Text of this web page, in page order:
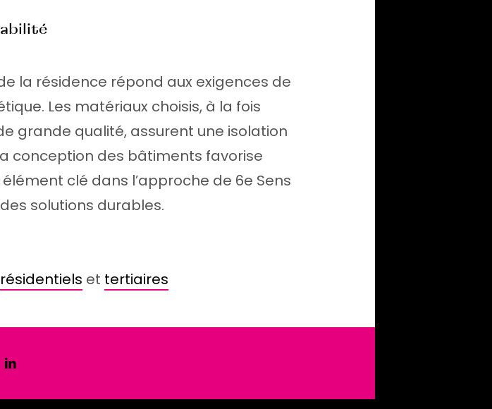
la résidence répond aux exigences de
Les matériaux choisis, à la fois
grande qualité, assurent une isolation
conception des bâtiments favorise
clé dans l’approche de 6e Sens
solutions durables.
résidentiels et tertiaires